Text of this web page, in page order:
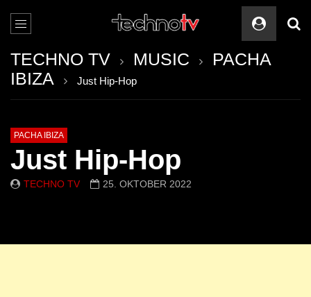
TECHNO TV MUSIC
PACHA
IBIZA
Just Hip-Hop
PACHA IBIZA
Just Hip-Hop
TECHNO TV 25. OKTOBER 2022